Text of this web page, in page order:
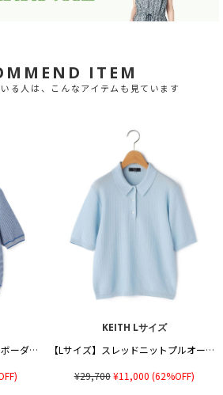
ITEM
る人は、こんなアイテムも見ています
【Lサイズ】コンビネーションボーダーニット
KEITH Lサイズ
【Lサイズ】スレッドニットプルオーバー
¥29,700¥11,000 (62%OFF)